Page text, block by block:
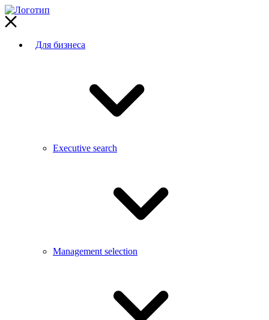
Для бизнеса
Executive search
Management selection